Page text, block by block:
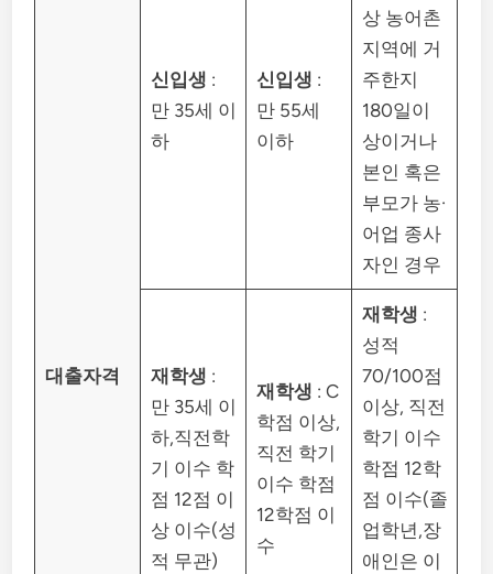
대출자격
신입생 :
만 35세 이
하
신입생 :
만 55세
이하
상 농어촌
지역에 거
주한지
180일이
상이거나
본인 혹은
부모가 농·
어업 종사
자인 경우
재학생 :
만 35세 이
하,직전학
기 이수 학
점 12점 이
상 이수(성
적 무관)
재학생 : C
학점 이상,
직전 학기
이수 학점
12학점 이
수
재학생 :
성적
70/100점
이상, 직전
학기 이수
학점 12학
점 이수(졸
업학년,장
애인은 이